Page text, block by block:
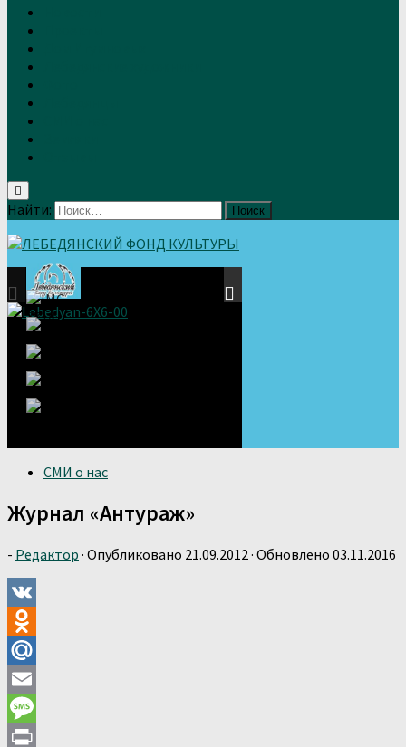
Найти:
СМИ о нас
Журнал «Антураж»
- Редактор · Опубликовано 21.09.2012 · Обновлено 03.11.2016
VK
Odnoklassniki
Mail.Ru
Email
Message